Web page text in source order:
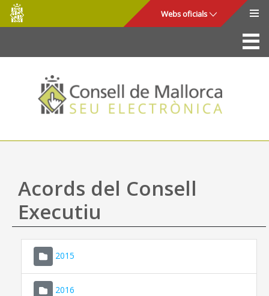
Salta al contingut principal
Consell
de
Mallorca
Webs oficials
La Seu
Consell de Mallorca
Accés i seguretat
Utilitats
Ajuda
Acords del Consell
Executiu
2015
2016